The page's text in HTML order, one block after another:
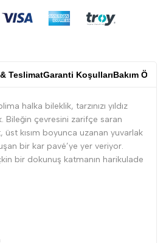
TeslimatGaranti KoşullarıBakım
halka bileklik, tarzınızı yıldız
Bileğin çevresini zarifçe saran
kısım boyunca uzanan yuvarlak
bir kar pavé’ye yer veriyor.
bir dokunuş katmanın harikulade